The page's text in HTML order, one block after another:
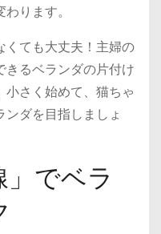
ります。
くても大丈夫！主婦の
るベランダの片付け
小さく始めて、猫ちゃ
ダを目指しましょ
」でベラ